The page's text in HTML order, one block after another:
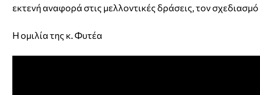
εκτενή αναφορά στις μελλοντικές δράσεις, τον
Η ομιλία της κ. Φυτέα